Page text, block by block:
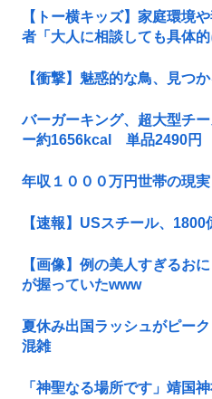
【トー横キッズ】家庭環境
者「大人に相談しても具体
【衝撃】魅惑的な鳥、見つ
バーガーキング、超大型チ
ー約1656kcal 単品2490円
年収１０００万円世帯の現実
【速報】USスチール、
【画像】例の美人すぎるお
が握っていたwww
夏休み出国ラッシュがピー
混雑
「神聖なる場所です」靖国